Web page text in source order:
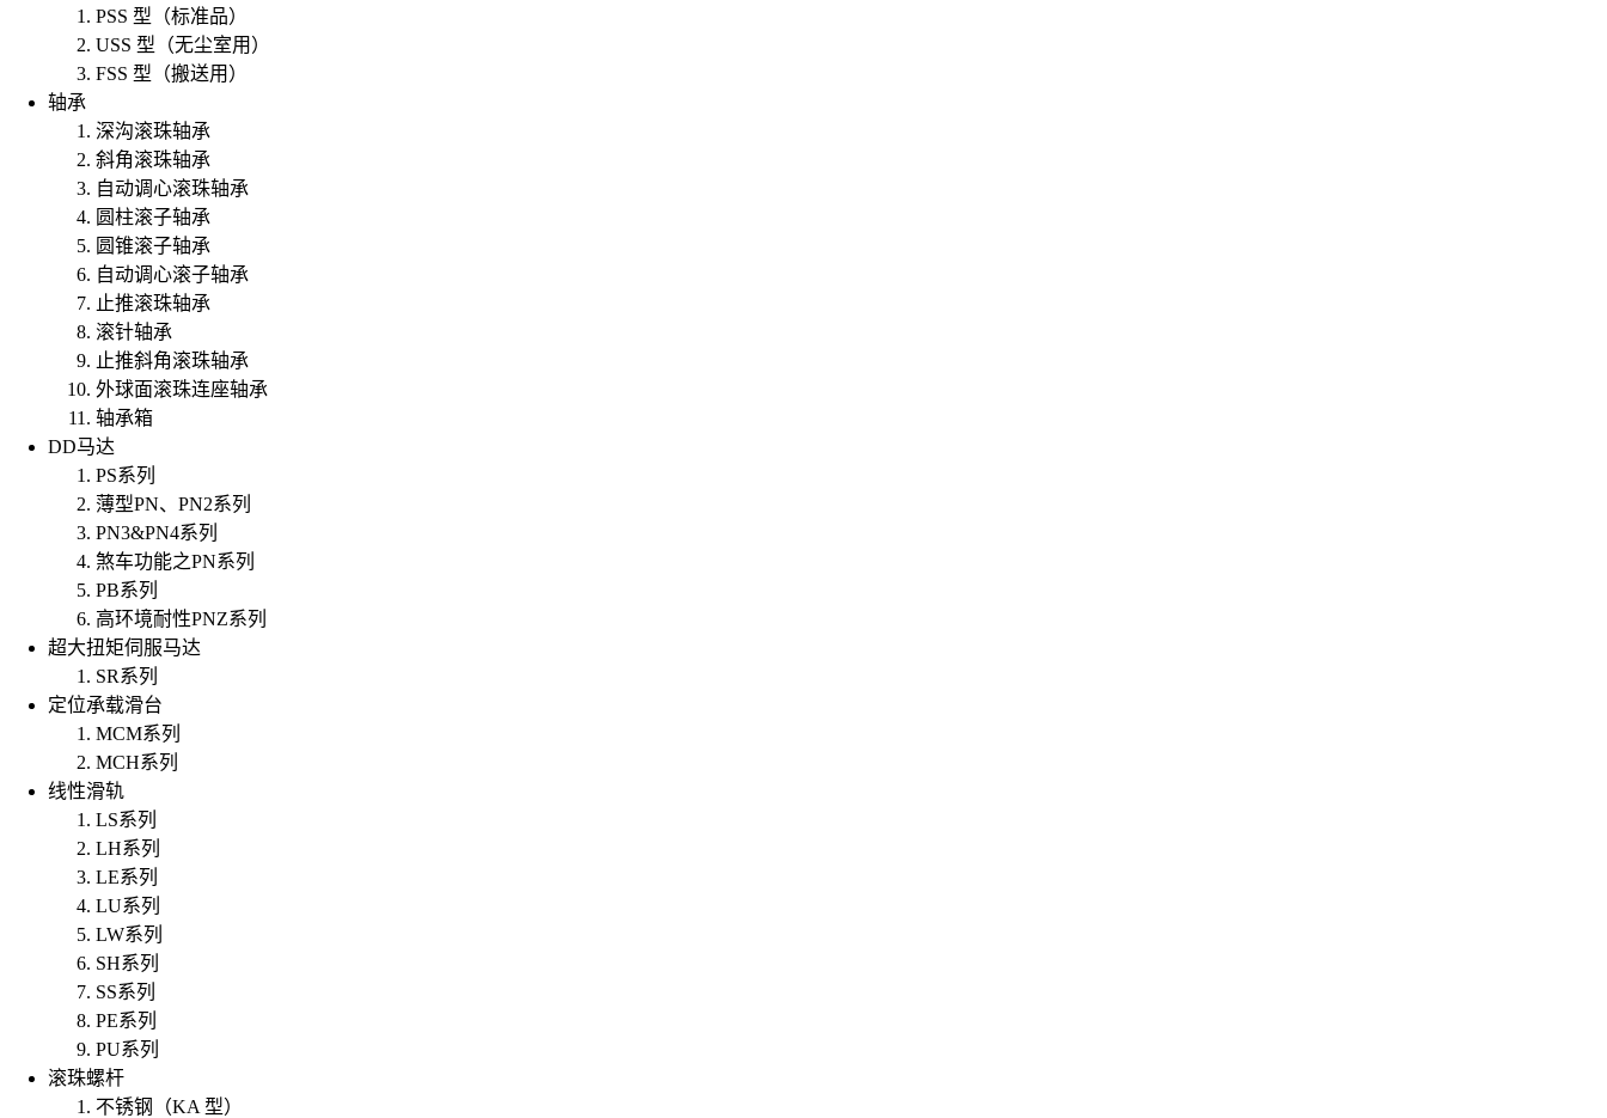
PSS 型（标准品）
USS 型（无尘室用）
FSS 型（搬送用）
轴承
深沟滚珠轴承
斜角滚珠轴承
自动调心滚珠轴承
圆柱滚子轴承
圆锥滚子轴承
自动调心滚子轴承
止推滚珠轴承
滚针轴承
止推斜角滚珠轴承
外球面滚珠连座轴承
轴承箱
DD马达
PS系列
薄型PN、PN2系列
PN3&PN4系列
煞车功能之PN系列
PB系列
高环境耐性PNZ系列
超大扭矩伺服马达
SR系列
定位承载滑台
MCM系列
MCH系列
线性滑轨
LS系列
LH系列
LE系列
LU系列
LW系列
SH系列
SS系列
PE系列
PU系列
滚珠螺杆
不锈钢（KA 型）